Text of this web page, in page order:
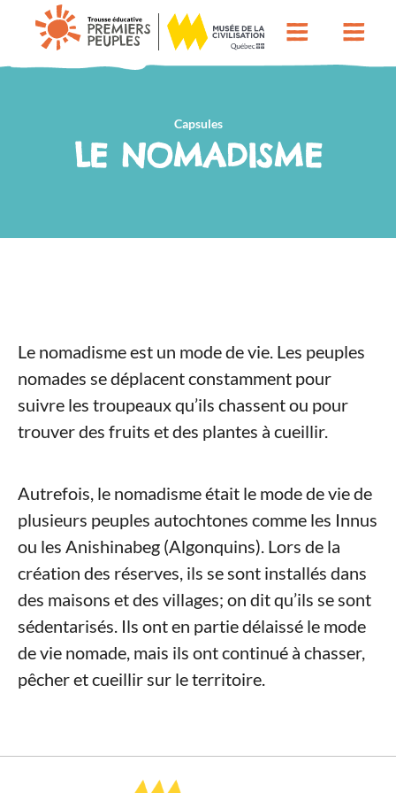
Capsules
LE NOMADISME
Le nomadisme est un mode de vie. Les peuples
nomades se déplacent constamment pour
suivre les troupeaux qu’ils chassent ou pour
trouver des fruits et des plantes à cueillir.
Autrefois, le nomadisme était le mode de vie de
plusieurs peuples autochtones comme les Innus
ou les Anishinabeg (Algonquins). Lors de la
création des réserves, ils se sont installés dans
des maisons et des villages; on dit qu’ils se sont
sédentarisés. Ils ont en partie délaissé le mode
de vie nomade, mais ils ont continué à chasser,
pêcher et cueillir sur le territoire.